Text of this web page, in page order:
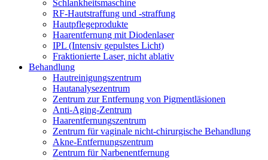
Schlankheitsmaschine
RF-Hautstraffung und -straffung
Hautpflegeprodukte
Haarentfernung mit Diodenlaser
IPL (Intensiv gepulstes Licht)
Fraktionierte Laser, nicht ablativ
Behandlung
Hautreinigungszentrum
Hautanalysezentrum
Zentrum zur Entfernung von Pigmentläsionen
Anti-Aging-Zentrum
Haarentfernungszentrum
Zentrum für vaginale nicht-chirurgische Behandlung
Akne-Entfernungszentrum
Zentrum für Narbenentfernung